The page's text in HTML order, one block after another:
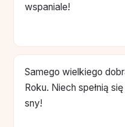
wspaniale!
Samego wielkiego
Roku. Niech spełnią
sny!